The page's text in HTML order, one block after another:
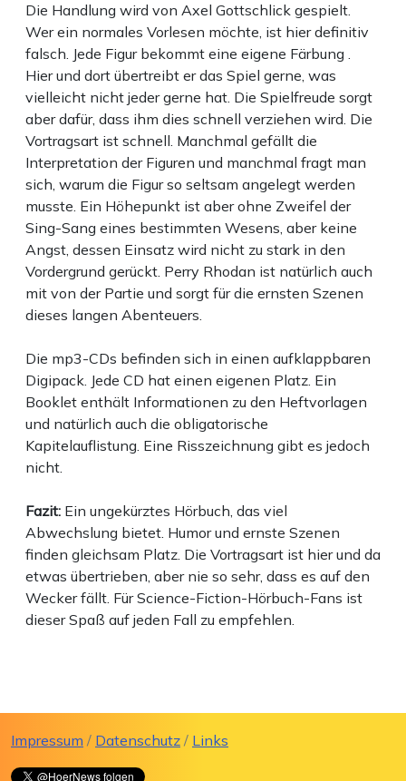
Die Handlung wird von Axel Gottschlick gespielt.
Wer ein normales Vorlesen möchte, ist hier definitiv
falsch. Jede Figur bekommt eine eigene Färbung .
Hier und dort übertreibt er das Spiel gerne, was
vielleicht nicht jeder gerne hat. Die Spielfreude sorgt
aber dafür, dass ihm dies schnell verziehen wird. Die
Vortragsart ist schnell. Manchmal gefällt die
Interpretation der Figuren und manchmal fragt man
sich, warum die Figur so seltsam angelegt werden
musste. Ein Höhepunkt ist aber ohne Zweifel der
Sing-Sang eines bestimmten Wesens, aber keine
Angst, dessen Einsatz wird nicht zu stark in den
Vordergrund gerückt. Perry Rhodan ist natürlich auch
mit von der Partie und sorgt für die ernsten Szenen
dieses langen Abenteuers.
Die mp3-CDs befinden sich in einen aufklappbaren
Digipack. Jede CD hat einen eigenen Platz. Ein
Booklet enthält Informationen zu den Heftvorlagen
und natürlich auch die obligatorische
Kapitelauflistung. Eine Risszeichnung gibt es jedoch
nicht.
Fazit: Ein ungekürztes Hörbuch, das viel
Abwechslung bietet. Humor und ernste Szenen
finden gleichsam Platz. Die Vortragsart ist hier und da
etwas übertrieben, aber nie so sehr, dass es auf den
Wecker fällt. Für Science-Fiction-Hörbuch-Fans ist
dieser Spaß auf jeden Fall zu empfehlen.
Impressum / Datenschutz / Links